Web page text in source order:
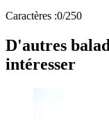
Caractères :0/250
D'autres
intéresser